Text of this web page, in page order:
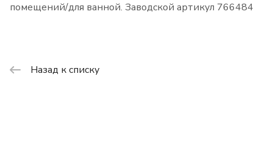
помещений/для ванной. Заводской артикул 766484
Назад к списку